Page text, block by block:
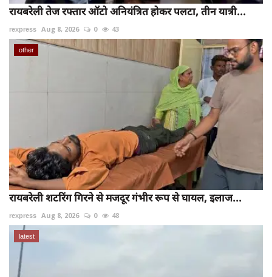
रायबरेली तेज रफ्तार ऑटो अनियंत्रित होकर पलटा, तीन यात्री...
rexpress Aug 8, 2026 0 43
other
रायबरेली शटरिंग गिरने से मजदूर गंभीर रूप से घायल, इलाज...
rexpress Aug 8, 2026 0 48
latest